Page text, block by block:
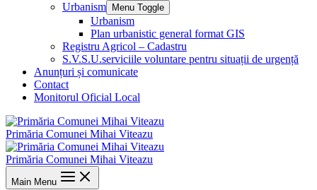
Urbanism
Menu Toggle
Urbanism
Plan urbanistic general format GIS
Registru Agricol – Cadastru
S.V.S.U.serviciile voluntare pentru situații de urgență
Anunțuri și comunicate
Contact
Monitorul Oficial Local
Primăria Comunei Mihai Viteazu
Primăria Comunei Mihai Viteazu
Main Menu